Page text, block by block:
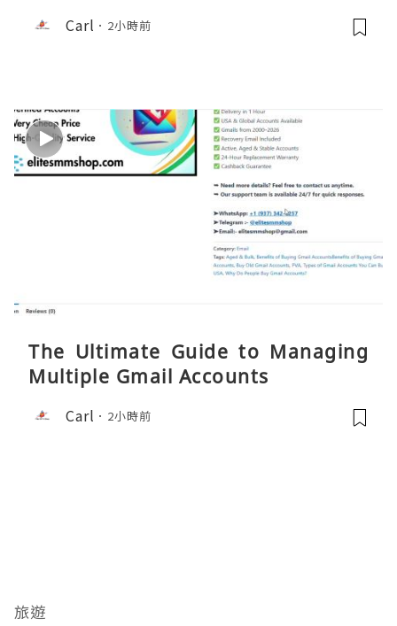
Carl 2小時前
The Ultimate Guide to Managing
Multiple Gmail Accounts
Carl 2小時前
旅遊